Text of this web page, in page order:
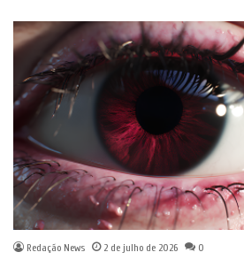
Redação News 2 de julho de 2026 0